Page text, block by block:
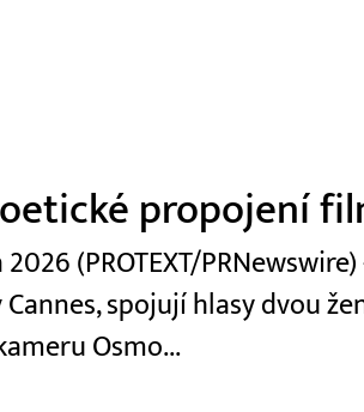
propojení
(PROTEXT/
spojují hlasy dvou
Osmo...